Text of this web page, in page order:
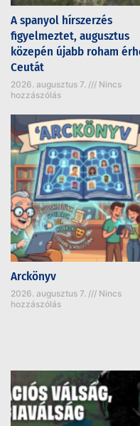
A spanyol hírszerzés
figyelmeztet, augusztus
közepén újabb roham
Ceutát
2026. augusztus 7.
Nincs
hozzászólás
Arckönyv
2026. augusztus 7.
Nincs
hozzászólás